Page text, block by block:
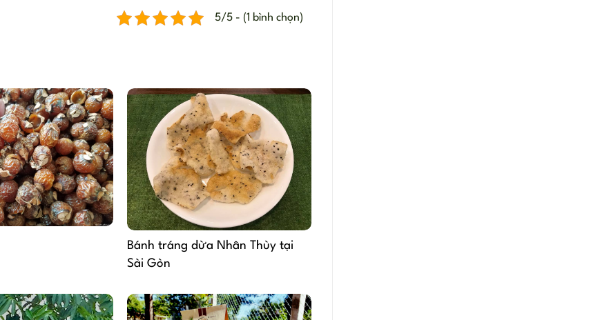
5/5 - (1 bình chọn)
Bánh tráng dừa Nhân Thùy tại
Sài Gòn